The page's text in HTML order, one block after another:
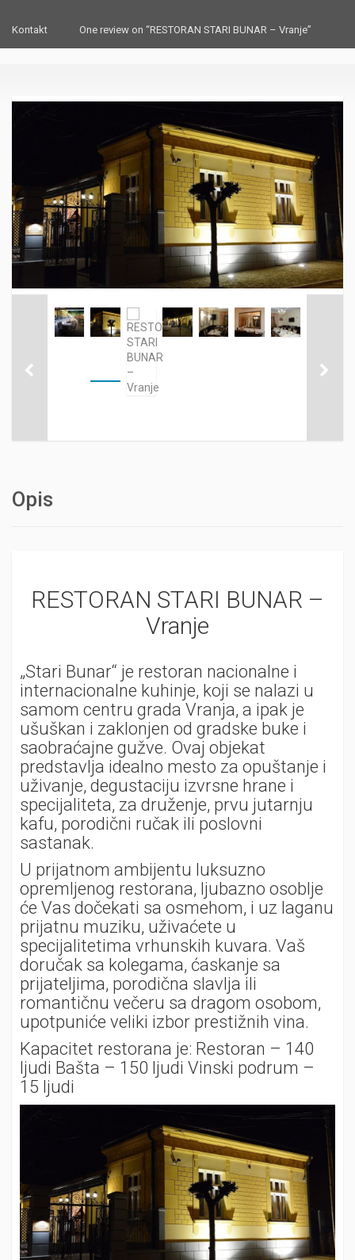
Kontakt One review on “RESTORAN STARI BUNAR – Vranje”
Opis
RESTORAN STARI BUNAR –
Vranje
„Stari Bunar“ je restoran nacionalne i
internacionalne kuhinje, koji se nalazi u
samom centru grada Vranja, a ipak je
ušuškan i zaklonjen od gradske buke i
saobraćajne gužve. Ovaj objekat
predstavlja idealno mesto za opuštanje i
uživanje, degustaciju izvrsne hrane i
specijaliteta, za druženje, prvu jutarnju
kafu, porodični ručak ili poslovni
sastanak.
U prijatnom ambijentu luksuzno
opremljenog restorana, ljubazno osoblje
će Vas dočekati sa osmehom, i uz laganu
prijatnu muziku, uživaćete u
specijalitetima vrhunskih kuvara. Vaš
doručak sa kolegama, ćaskanje sa
prijateljima, porodična slavlja ili
romantičnu večeru sa dragom osobom,
upotpuniće veliki izbor prestižnih vina.
Kapacitet restorana je: Restoran – 140
ljudi Bašta – 150 ljudi Vinski podrum –
15 ljudi